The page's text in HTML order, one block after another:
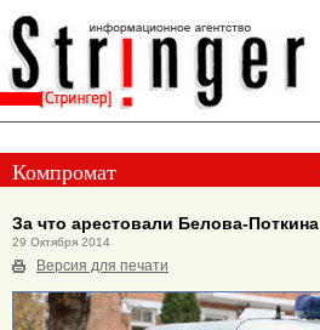
Компромат
За что арестовали Белова-Поткина
29 Октября 2014
Версия для печати